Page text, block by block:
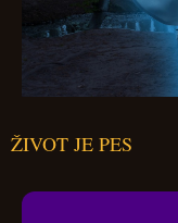
ŽIVOT JE PES